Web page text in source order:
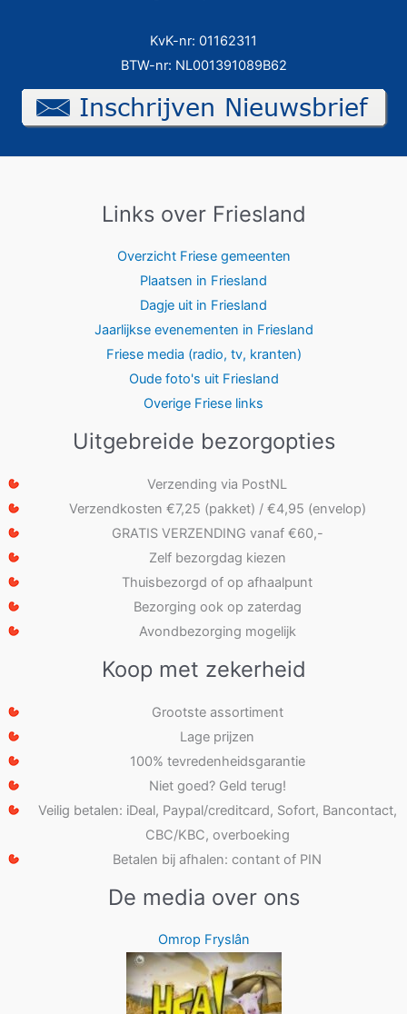
KvK-nr: 01162311
BTW-nr: NL001391089B62
Links over Friesland
Overzicht Friese gemeenten
Plaatsen in Friesland
Dagje uit in Friesland
Jaarlijkse evenementen in Friesland
Friese media (radio, tv, kranten)
Oude foto's uit Friesland
Overige Friese links
Uitgebreide bezorgopties
Verzending via PostNL
Verzendkosten €7,25 (pakket) / €4,95 (envelop)
GRATIS VERZENDING vanaf €60,-
Zelf bezorgdag kiezen
Thuisbezorgd of op afhaalpunt
Bezorging ook op zaterdag
Avondbezorging mogelijk
Koop met zekerheid
Grootste assortiment
Lage prijzen
100% tevredenheidsgarantie
Niet goed? Geld terug!
Veilig betalen: iDeal, Paypal/creditcard, Sofort, Bancontact,
CBC/KBC, overboeking
Betalen bij afhalen: contant of PIN
De media over ons
Omrop Fryslân